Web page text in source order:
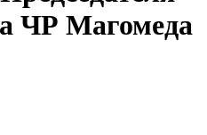
ЧР Магомеда